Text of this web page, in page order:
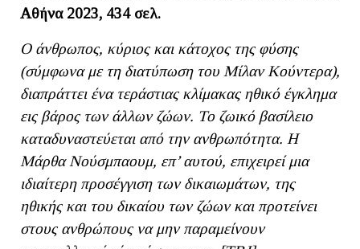
Αθήνα 2023, 434 σελ.
Ο άνθρωπος, κύριος και κάτοχος της φύσης
(σύμφωνα με τη διατύπωση του Μίλαν Κούντερα),
διαπράττει ένα τεράστιας κλίμακας ηθικό έγκλημα
εις βάρος των άλλων ζώων. Το ζωικό βασίλειο
καταδυναστεύεται από την ανθρωπότητα. Η
Μάρθα Νούσμπαουμ, επ’ αυτού, επιχειρεί μια
ιδιαίτερη προσέγγιση των δικαιωμάτων, της
ηθικής και του δικαίου των ζώων και προτείνει
στους ανθρώπους να μην παραμείνουν